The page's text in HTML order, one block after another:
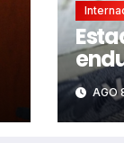
AGO